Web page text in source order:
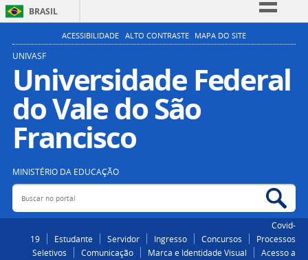
BRASIL
Simplifique!
Participe
Acesso à informação
Legislação
ACESSIBILIDADE ALTO CONTRASTE MAPA DO SITE
UNIVASF
Universidade Federal
do Vale do São
Francisco
MINISTÉRIO DA EDUCAÇÃO
Buscar no portal
Covid-
19
Estudante Servidor Ingresso Concursos
Processos
Seletivos
Comunicação Marca e Identidade Visual
Acesso a